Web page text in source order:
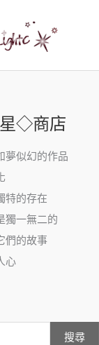
◇商店
夢似幻的作品
特的存在
獨一無二的
們的故事
心
搜尋